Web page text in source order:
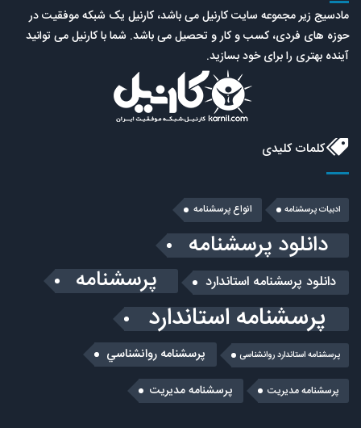
مادسیج زیر مجموعه سایت کارنیل می باشد، کارنیل یک شبکه موفقیت در
حوزه های فردی، کسب و کار و تحصیل می باشد. شما با کارنیل می توانید
آینده بهتری را برای خود بسازید.
کلمات کلیدی
ادبیات پرسشنامه انواع پرسشنامه
دانلود پرسشنامه
دانلود پرسشنامه استاندارد پرسشنامه
پرسشنامه استاندارد
پرسشنامه استاندارد روانشناسی پرسشنامه روانشناسي
پرسشنامه مديريت پرسشنامه مدیریت